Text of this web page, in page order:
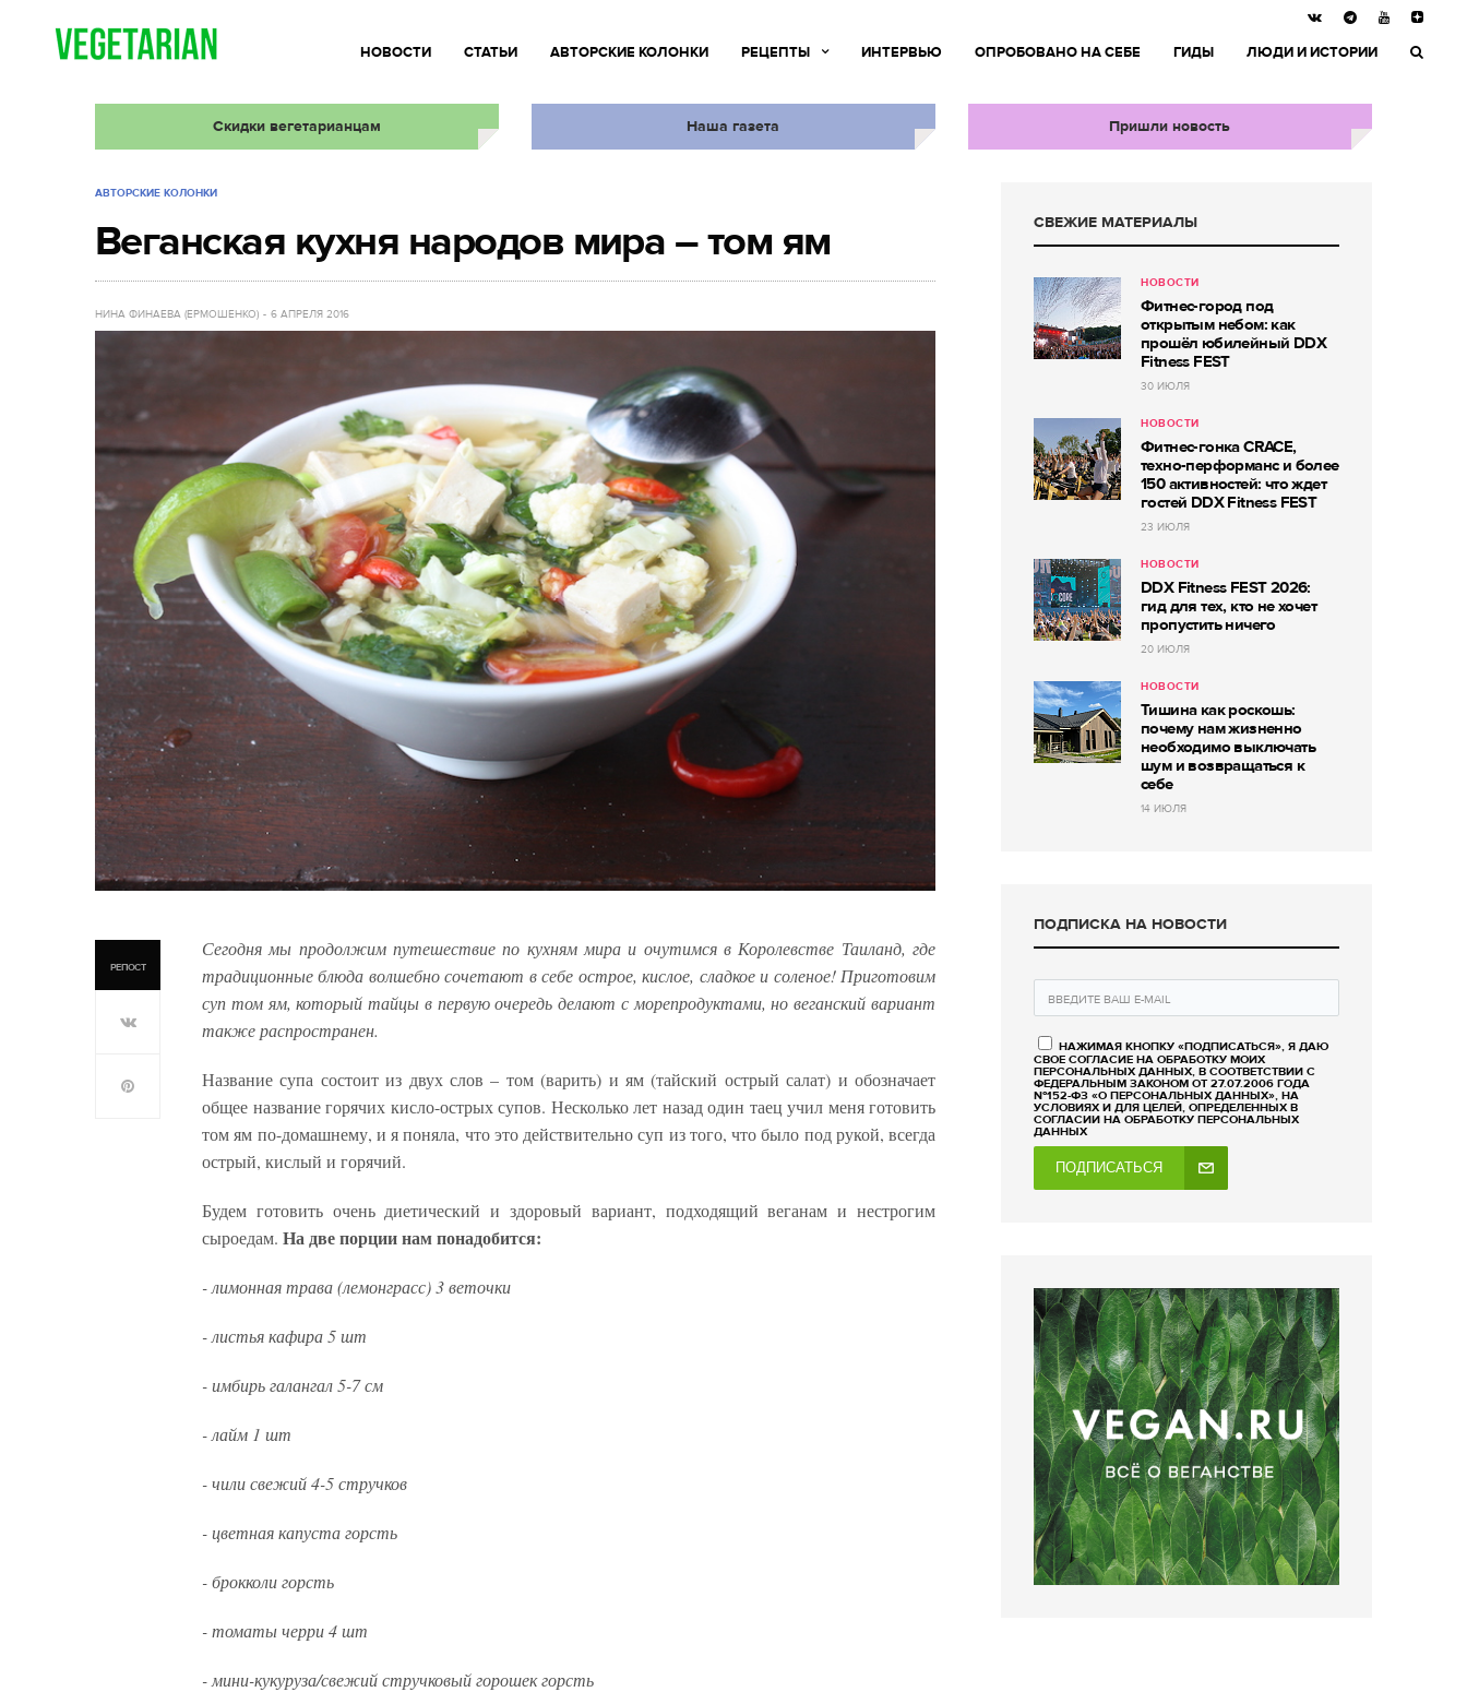
НОВОСТИ СТАТЬИ АВТОРСКИЕ КОЛОНКИ РЕЦЕПТЫ ИНТЕРВЬЮ ОПРОБОВАНО НА СЕБЕ ГИДЫ ЛЮДИ И ИСТОРИИ
Скидки вегетарианцам Наша газета Пришли новость
АВТОРСКИЕ КОЛОНКИ
Веганская кухня народов мира – том ям
НИНА ФИНАЕВА (ЕРМОШЕНКО) 6 АПРЕЛЯ 2016
РЕПОСТ
Сегодня мы продолжим путешествие по кухням мира и очутимся в Королевстве Таиланд, где
традиционные блюда волшебно сочетают в себе острое, кислое, сладкое и соленое! Приготовим
суп том ям, который тайцы в первую очередь делают с морепродуктами, но веганский вариант
также распространен.
Название супа состоит из двух слов – том (варить) и ям (тайский острый салат) и обозначает
общее название горячих кисло-острых супов. Несколько лет назад один таец учил меня готовить
том ям по-домашнему, и я поняла, что это действительно суп из того, что было под рукой, всегда
острый, кислый и горячий.
Будем готовить очень диетический и здоровый вариант, подходящий веганам и нестрогим
сыроедам. На две порции нам понадобится:
- лимонная трава (лемонграсс) 3 веточки
- листья кафира 5 шт
- имбирь галангал 5-7 см
- лайм 1 шт
- чили свежий 4-5 стручков
- цветная капуста горсть
- брокколи горсть
- томаты черри 4 шт
- мини-кукуруза/свежий стручковый горошек горсть
СВЕЖИЕ МАТЕРИАЛЫ
НОВОСТИ
Фитнес-город под
открытым небом: как
прошёл юбилейный DDX
Fitness FEST
30 ИЮЛЯ
НОВОСТИ
Фитнес-гонка CRACE,
техно-перформанс и более
150 активностей: что ждет
гостей DDX Fitness FEST
23 ИЮЛЯ
НОВОСТИ
DDX Fitness FEST 2026:
гид для тех, кто не хочет
пропустить ничего
20 ИЮЛЯ
НОВОСТИ
Тишина как роскошь:
почему нам жизненно
необходимо выключать
шум и возвращаться к
себе
14 ИЮЛЯ
ПОДПИСКА НА НОВОСТИ
НАЖИМАЯ КНОПКУ «ПОДПИСАТЬСЯ», Я ДАЮ
СВОЕ СОГЛАСИЕ НА ОБРАБОТКУ МОИХ
ПЕРСОНАЛЬНЫХ ДАННЫХ, В СООТВЕТСТВИИ С
ФЕДЕРАЛЬНЫМ ЗАКОНОМ ОТ 27.07.2006 ГОДА
№152-ФЗ «О ПЕРСОНАЛЬНЫХ ДАННЫХ», НА
УСЛОВИЯХ И ДЛЯ ЦЕЛЕЙ, ОПРЕДЕЛЕННЫХ В
СОГЛАСИИ НА ОБРАБОТКУ ПЕРСОНАЛЬНЫХ
ДАННЫХ
ПОДПИСАТЬСЯ